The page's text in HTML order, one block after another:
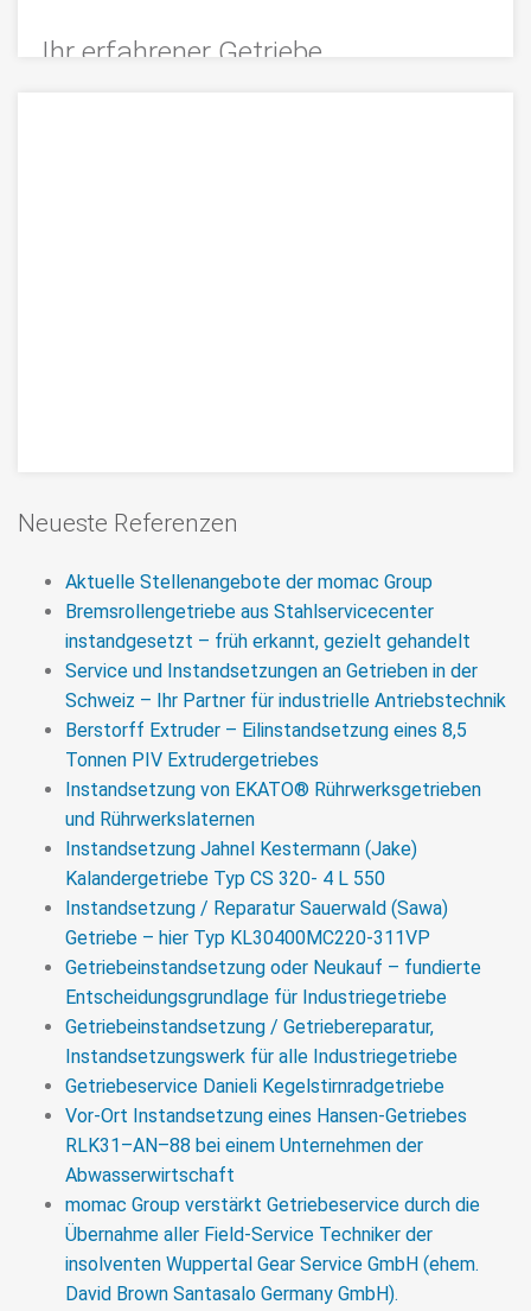
Ihr erfahrener Getriebe
Getriebereparatur
Industriegetrieben aller Hersteller von Getrieben. Wir
setzen alle Getriebe bis zu 20 Tonnen Stückgewicht
schnell und neuwertig instand.
>>> MEHR
Neueste Referenzen
Aktuelle Stellenangebote der momac Group
Bremsrollengetriebe aus Stahlservicecenter
instandgesetzt – früh erkannt, gezielt gehandelt
Service und Instandsetzungen an Getrieben in der
Schweiz – Ihr Partner für industrielle Antriebstechnik
Berstorff Extruder – Eilinstandsetzung eines 8,5
Tonnen PIV Extrudergetriebes
Instandsetzung von EKATO® Rührwerksgetrieben
und Rührwerkslaternen
Instandsetzung Jahnel Kestermann (Jake)
Kalandergetriebe Typ CS 320- 4 L 550
Instandsetzung / Reparatur Sauerwald (Sawa)
Getriebe – hier Typ KL30400MC220-311VP
Getriebeinstandsetzung oder Neukauf – fundierte
Entscheidungsgrundlage für Industriegetriebe
Getriebeinstandsetzung / Getriebereparatur,
Instandsetzungswerk für alle Industriegetriebe
Getriebeservice Danieli Kegelstirnradgetriebe
Vor-Ort Instandsetzung eines Hansen-Getriebes
RLK31–AN–88 bei einem Unternehmen der
Abwasserwirtschaft
momac Group verstärkt Getriebeservice durch die
Übernahme aller Field-Service Techniker der
insolventen Wuppertal Gear Service GmbH (ehem.
David Brown Santasalo Germany GmbH).